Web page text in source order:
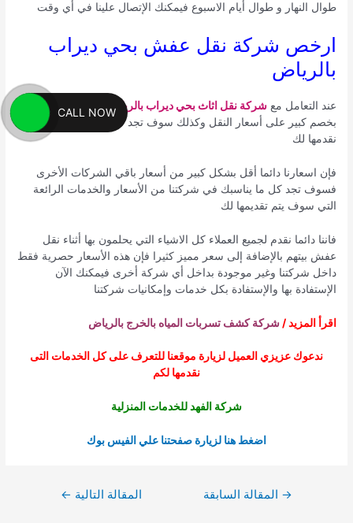
طوال النهار و طوال أيام الاسبوع فيمكنك الإتصال علينا في أي وقت
ارخص شركة نقل عفش بحي ديراب
بالرياض
عند التعامل معشركة نقل اثاث بحي ديراب بالرياض سوف تستمتع
بخصم كبير على أسعار النقل وكذلك سوف تجد سعر رائع للخدمة التي
نقدمها لك
فإن اسعارنا دائما أقل بشكل كبير من أسعار باقي الشركات الأخرى
فسوف تجد كل ما يناسبك في شركتنا من الأسعار والخدمات الرائعة
التي سوف يتم تقديمها لك
فاننا دائما نقدم لجميع العملاء كل الاشياء التي يحلمون بها أثناء نقل
عفش بيتهم بالإضافة إلى سعر مميز كثيرا فإن هذه الأسعار حصرية فقط
داخل شركتنا وغير موجودة بداخل أي شركة أخرى فيمكنك الآن
الإستفادة بها والإستفادة بكل خدمات وإمكانيات شركتنا
اقرأ المزيد /شركة كشف تسربات المياه بالخرج بالرياض
ندعوك عزيزي العميل لزيارة موقعنا للتعرف على كل الخدمات التى
نقدمها لكم
شركة الفهد للخدمات المنزلية
اضغط هنا لزيارة صفحتنا علي الفيس بوك
→ المقالة السابقة المقالة التالية ←
CALL NOW